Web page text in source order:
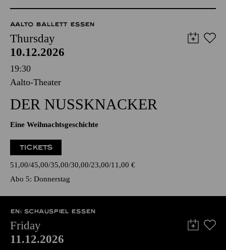
AALTO BALLETT ESSEN
Thursday
10.12.2026
19:30
Aalto-Theater
DER NUSSKNACKER
Eine Weihnachtsgeschichte
TICKETS
51,00 45,00 35,00 30,00 23,00 11,00 €
Abo 5: Donnerstag
EN: SCHAUSPIEL ESSEN
Friday
11.12.2026